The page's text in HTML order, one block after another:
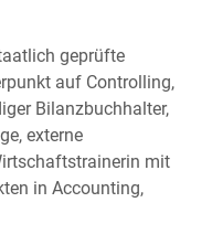
geprüfte
auf Controlling,
Bilanzbuchhalter,
externe
mit
in Accounting,